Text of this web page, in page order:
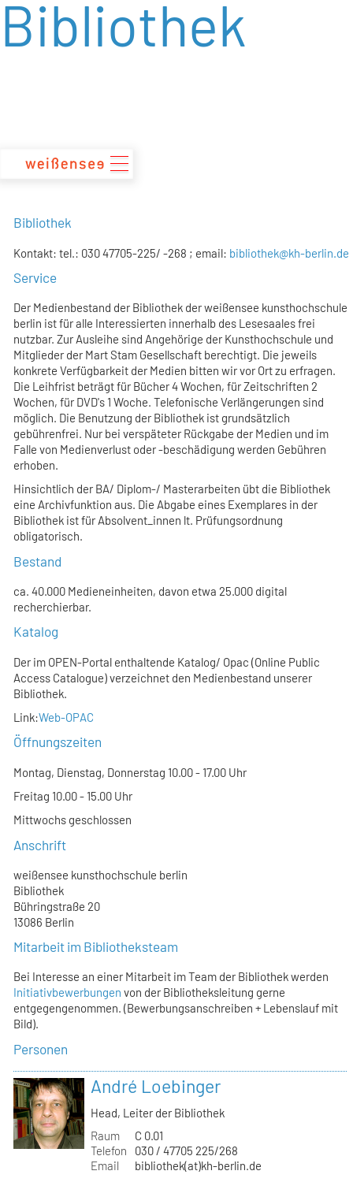
zum
Inhalt
Bibliothek
Bibliothek
Kontakt: tel.: 030 47705-225/ -268 ; email: bibliothek@kh-berlin.de
Service
Der Medienbestand der Bibliothek der weißensee kunsthochschule
berlin ist für alle Interessierten innerhalb des Lesesaales frei
nutzbar. Zur Ausleihe sind Angehörige der Kunsthochschule und
Mitglieder der Mart Stam Gesellschaft berechtigt. Die jeweils
konkrete Verfügbarkeit der Medien bitten wir vor Ort zu erfragen.
Die Leihfrist beträgt für Bücher 4 Wochen, für Zeitschriften 2
Wochen, für DVD's 1 Woche. Telefonische Verlängerungen sind
möglich. Die Benutzung der Bibliothek ist grundsätzlich
gebührenfrei. Nur bei verspäteter Rückgabe der Medien und im
Falle von Medienverlust oder -beschädigung werden Gebühren
erhoben.
Hinsichtlich der BA/ Diplom-/ Masterarbeiten übt die Bibliothek
eine Archivfunktion aus. Die Abgabe eines Exemplares in der
Bibliothek ist für Absolvent_innen lt. Prüfungsordnung
obligatorisch.
Bestand
ca. 40.000 Medieneinheiten, davon etwa 25.000 digital
recherchierbar.
Katalog
Der im OPEN-Portal enthaltende Katalog/ Opac (Online Public
Access Catalogue) verzeichnet den Medienbestand unserer
Bibliothek.
Link:Web-OPAC
Öffnungszeiten
Montag, Dienstag, Donnerstag 10.00 - 17.00 Uhr
Freitag 10.00 - 15.00 Uhr
Mittwochs geschlossen
Anschrift
weißensee kunsthochschule berlin
Bibliothek
Bühringstraße 20
13086 Berlin
Mitarbeit im Bibliotheksteam
Bei Interesse an einer Mitarbeit im Team der Bibliothek werden
Initiativbewerbungen von der Bibliotheksleitung gerne
entgegengenommen. (Bewerbungsanschreiben + Lebenslauf mit
Bild).
Personen
André Loebinger
Head, Leiter der Bibliothek
Raum
C 0.01
Telefon
030 / 47705 225/268
Email
bibliothek(at)kh-berlin.de